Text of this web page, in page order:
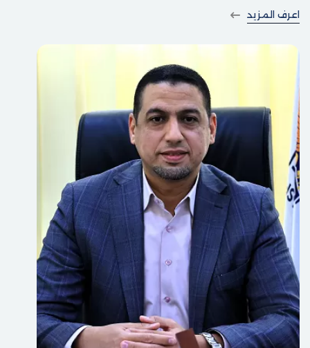
والتسلح بالمهارات اللازمة مكتبياً وميدانياً.
كما تتطلع جامعة الاستقلال من خلال برامج الدراسات العليا،
لتعزيز أفق البحث العلمي وتنمية جوانبه بما ينسجم مع رسالتها
المجتمع المحلي ومؤسساته، وبناء جسور الثقة والتواصل مع
موظفي القطاعات المختلفة، من أجل دفع العجلة التنموية
للأمام.
اعرف المزيد